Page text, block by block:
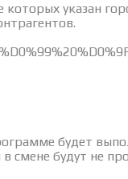
указан
будет
смене будут не